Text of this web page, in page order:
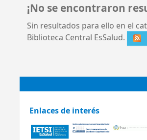
¡No se encontraron
Sin resultados para ello en el
Biblioteca Central EsSalud.
Enlaces de interés